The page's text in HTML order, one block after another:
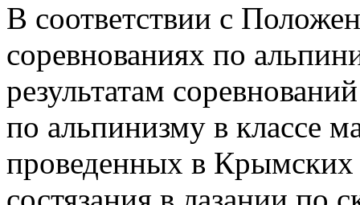
В соответствии с
соревнованиях по
результатам
по альпинизму в классе
проведенных в